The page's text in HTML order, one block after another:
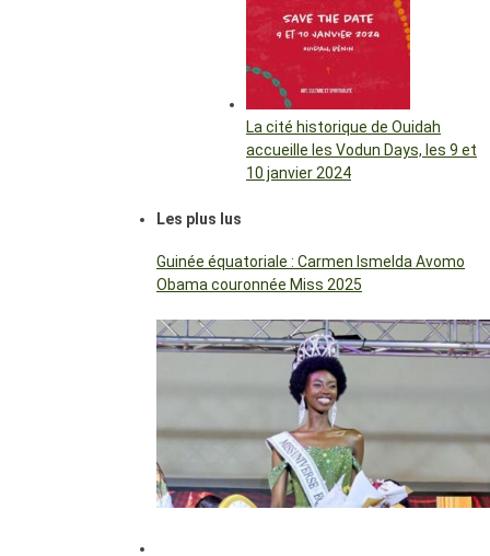
La cité historique de Ouidah
accueille les Vodun Days, les 9 et
10 janvier 2024
Les plus lus
Guinée équatoriale : Carmen Ismelda Avomo
Obama couronnée Miss 2025